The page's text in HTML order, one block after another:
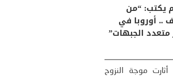
يكتب حول:
اكثر من
تحول اجتماعي
)